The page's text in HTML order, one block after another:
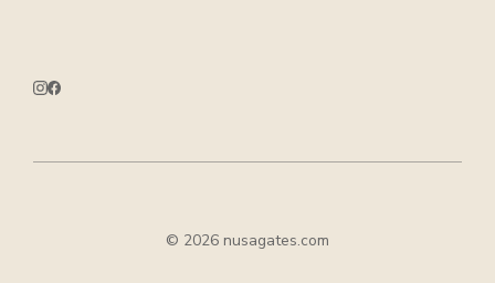
© 2026 nusagates.com